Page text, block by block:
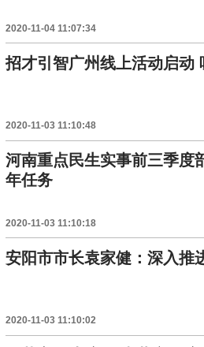
2020-11-04 11:07:34
招才引智广州线上活动启动
2020-11-03 11:10:48
河南重点民生实事前三季度
年任务
2020-11-03 11:10:18
安阳市市长袁家健：深入推
2020-11-03 11:10:02